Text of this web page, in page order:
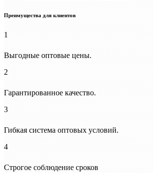
Преимущества для клиентов
1
Выгодные оптовые цены.
2
Гарантированное качество.
3
Гибкая система оптовых условий.
4
Строгое соблюдение сроков